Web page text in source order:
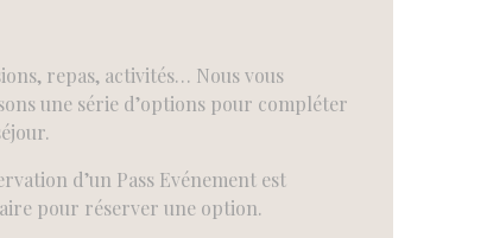
repas, activités… Nous vous
une série d’options pour compléter
d’un Pass Evénement est
pour réserver une option.